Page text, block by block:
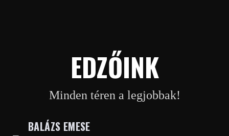
EDZŐINK
Minden téren a legjobbak!
BALÁZS EMESE